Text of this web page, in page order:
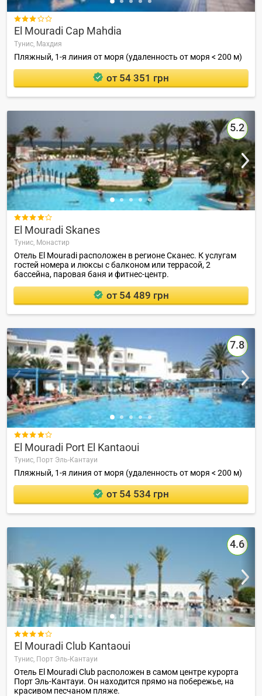

El Mouradi Cap Mahdia
Тунис, Махдия
Пляжный, 1-я линия от моря (удаленность от моря < 200 м)
от 54 351 грн
5.2

El Mouradi Skanes
Тунис, Монастир
Отель El Mouradi расположен в регионе Сканес. К услугам
гостей номера и люксы с балконом или террасой, 2
бассейна, паровая баня и фитнес-центр.
от 54 489 грн
7.8

El Mouradi Port El Kantaoui
Тунис, Порт Эль-Кантауи
Пляжный, 1-я линия от моря (удаленность от моря < 200 м)
от 54 534 грн
4.6

El Mouradi Club Kantaoui
Тунис, Порт Эль-Кантауи
Отель El Mouradi Club расположен в самом центре курорта
Порт Эль-Кантауи. Он находится прямо на побережье, на
красивом песчаном пляже.